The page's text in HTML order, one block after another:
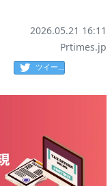
2026.05.21 16:11
Prtimes.jp
ツイート